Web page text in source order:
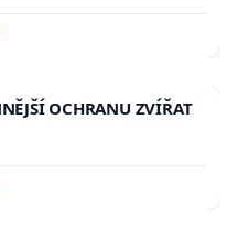
OCHRANU ZVÍŘAT